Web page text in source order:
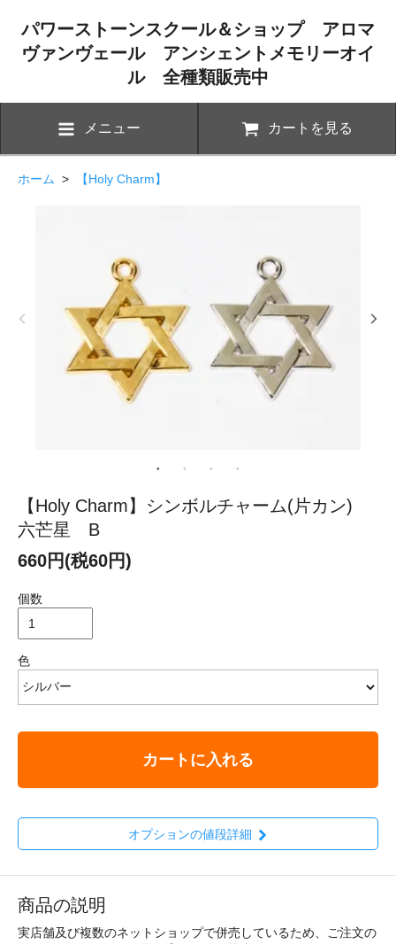
パワーストーンスクール＆ショップ アロマ
ヴァンヴェール アンシェントメモリーオイ
ル 全種類販売中
メニュー カートを見る
ホーム > 【Holy Charm】
【Holy Charm】シンボルチャーム(片カン)
六芒星 B
660円(税60円)
個数
色
カートに入れる
オプションの値段詳細
商品の説明
実店舗及び複数のネットショップで併売しているため、ご注文の